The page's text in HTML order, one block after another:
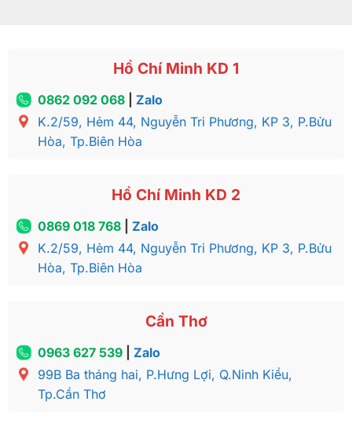
Hồ Chí Minh KD 1
0862 092 068| Zalo
K.2/59, Hẻm 44, Nguyễn Tri Phương, KP 3, P.Bửu
Hòa, Tp.Biên Hòa
Hồ Chí Minh KD 2
0869 018 768| Zalo
K.2/59, Hẻm 44, Nguyễn Tri Phương, KP 3, P.Bửu
Hòa, Tp.Biên Hòa
Cần Thơ
0963 627 539| Zalo
99B Ba tháng hai, P.Hưng Lợi, Q.Ninh Kiều,
Tp.Cần Thơ